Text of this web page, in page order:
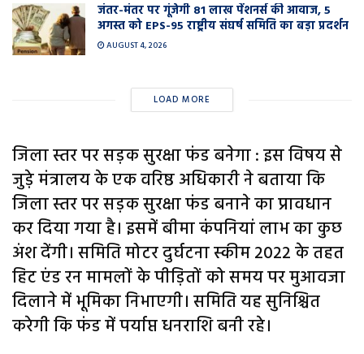
जंतर-मंतर पर गूंजेगी 81 लाख पेंशनर्स की आवाज, 5
अगस्त को EPS-95 राष्ट्रीय संघर्ष समिति का बड़ा प्रदर्शन
AUGUST 4, 2026
LOAD MORE
जिला स्तर पर सड़क सुरक्षा फंड बनेगा : इस विषय से
जुड़े मंत्रालय के एक वरिष्ठ अधिकारी ने बताया कि
जिला स्तर पर सड़क सुरक्षा फंड बनाने का प्रावधान
कर दिया गया है। इसमें बीमा कंपनियां लाभ का कुछ
अंश देंगी। समिति मोटर दुर्घटना स्कीम 2022 के तहत
हिट एंड रन मामलों के पीड़ितों को समय पर मुआवजा
दिलाने में भूमिका निभाएगी। समिति यह सुनिश्चित
करेगी कि फंड में पर्याप्त धनराशि बनी रहे।